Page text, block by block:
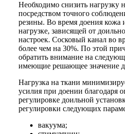
Необходимо снизить нагрузку
посредством точного
резины. Во время доения кожа
нагрузке, зависящей от
настроек. Сосковый канал во
более чем на 30%. По этой
обратить внимание на
имеющие решающее значение
Нагрузка на ткани
усилия при доении благодаря
регулировке доильной
регулировки следующих
вакуума;